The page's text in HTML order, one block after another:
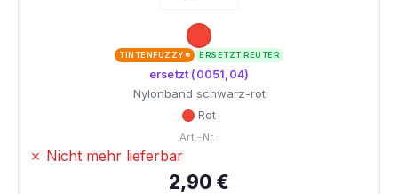
TINTENFUZZY® ERSETZT REUTER
ersetzt (0051,04)
Nylonband schwarz-rot
Rot
Art.-Nr.:
✗ Nicht mehr lieferbar
2,90 €